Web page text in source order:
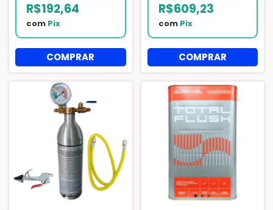
R$192,64
com Pix
R$609,23
com Pix